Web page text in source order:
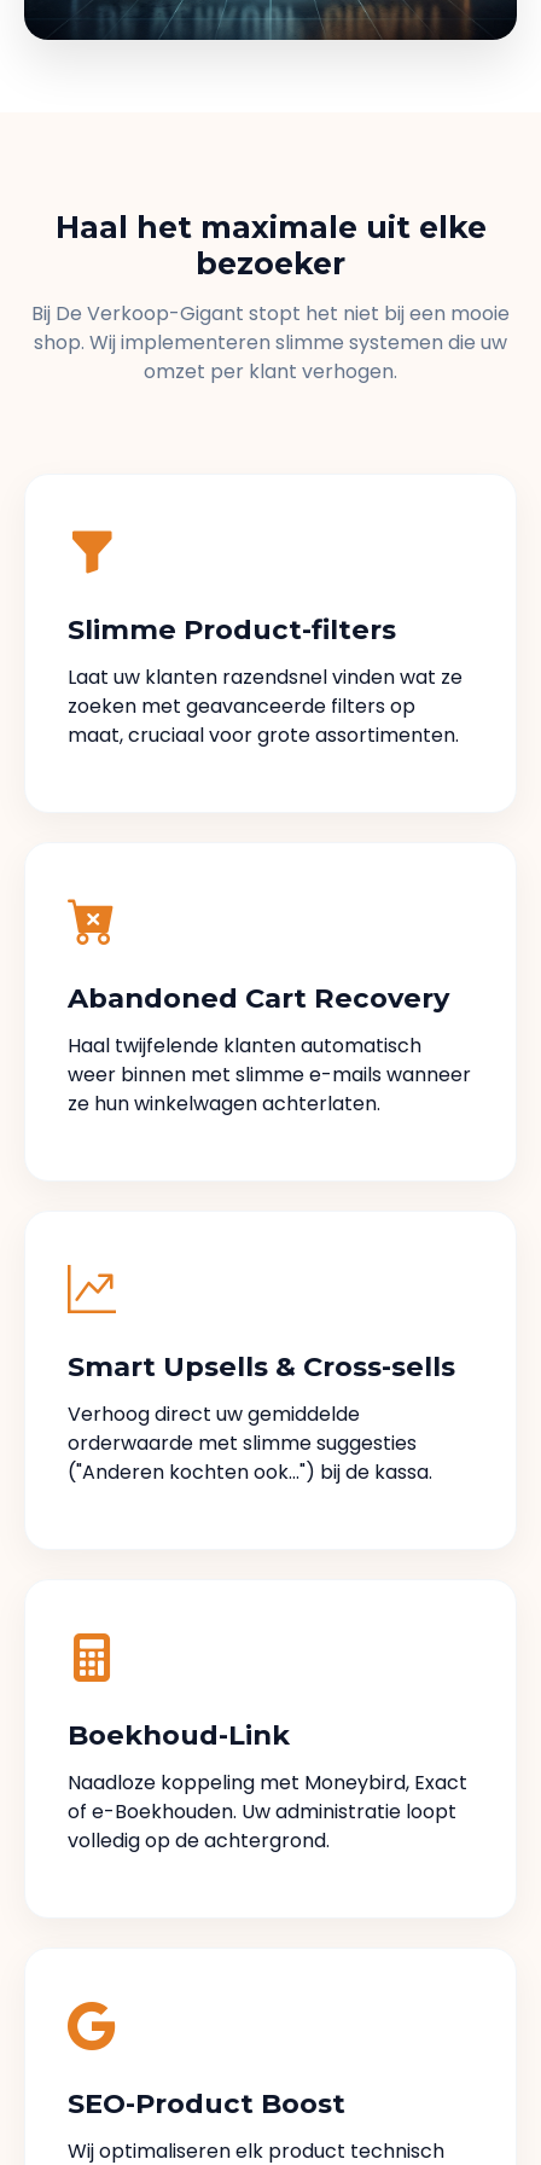
Haal het maximale uit elke
bezoeker
Bij De Verkoop-Gigant stopt het niet bij een mooie
shop. Wij implementeren slimme systemen die uw
omzet per klant verhogen.
Slimme Product-filters
Laat uw klanten razendsnel vinden wat ze
zoeken met geavanceerde filters op
maat, cruciaal voor grote assortimenten.
Abandoned Cart Recovery
Haal twijfelende klanten automatisch
weer binnen met slimme e-mails wanneer
ze hun winkelwagen achterlaten.
Smart Upsells & Cross-sells
Verhoog direct uw gemiddelde
orderwaarde met slimme suggesties
("Anderen kochten ook...") bij de kassa.
Boekhoud-Link
Naadloze koppeling met Moneybird, Exact
of e-Boekhouden. Uw administratie loopt
volledig op de achtergrond.
SEO-Product Boost
Wij optimaliseren elk product technisch